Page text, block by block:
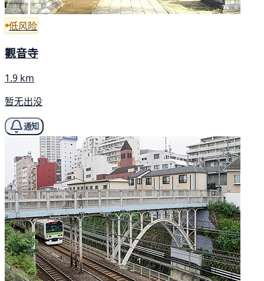
低风险
觀音寺
1.9 km
暂无出没
通知